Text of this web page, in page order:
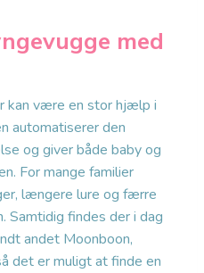
med
kan være en stor hjælp i
automatiserer den
og giver både baby og
For mange familier
længere lure og færre
Samtidig findes der i dag
andet Moonboon,
det er muligt at finde en